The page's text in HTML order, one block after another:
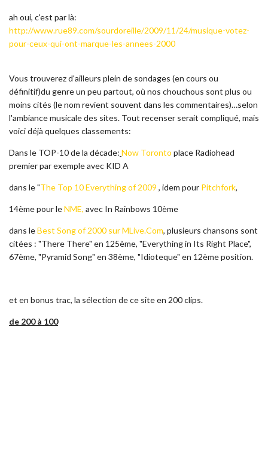
ah oui, c'est par là:
http://www.rue89.com/sourdoreille/2009/11/24/musique-votez-
pour-ceux-qui-ont-marque-les-annees-2000
Vous trouverez d'ailleurs plein de sondages (en cours ou
définitif)du genre un peu partout, où nos chouchous sont plus ou
moins cités (le nom revient souvent dans les commentaires)…selon
l'ambiance musicale des sites. Tout recenser serait compliqué, mais
voici déjà quelques classements:
Dans le TOP-10 de la décade: Now Toronto place Radiohead
premier par exemple avec KID A
dans le "The Top 10 Everything of 2009 , idem pour Pitchfork,
14ème pour leNME, avec In Rainbows 10ème
dans leBest Song of 2000 sur MLive.Com, plusieurs chansons sont
citées : "There There" en 125ème, "Everything in Its Right Place",
67ème, "Pyramid Song" en 38ème, "Idioteque" en 12ème position.
et en bonus trac, la sélection de ce site en 200 clips.
de 200 à 100